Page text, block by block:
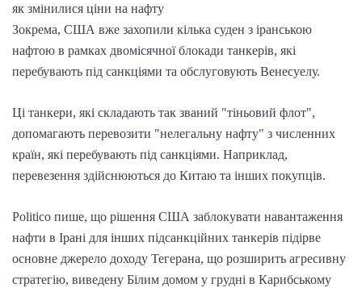
як змінилися ціни на нафту
Зокрема, США вже захопили кілька суден з іранською
нафтою в рамках двомісячної блокади танкерів, які
перебувають під санкціями та обслуговують Венесуелу.
Ці танкери, які складають так званий "тіньовий флот",
допомагають перевозити "нелегальну нафту" з численних
країн, які перебувають під санкціями. Наприклад,
перевезення здійснюються до Китаю та інших покупців.
Politico пише, що рішення США заблокувати навантаження
нафти в Ірані для інших підсанкційних танкерів підірве
основне джерело доходу Тегерана, що розширить агресивну
стратегію, виведену Білим домом у грудні в Карибському